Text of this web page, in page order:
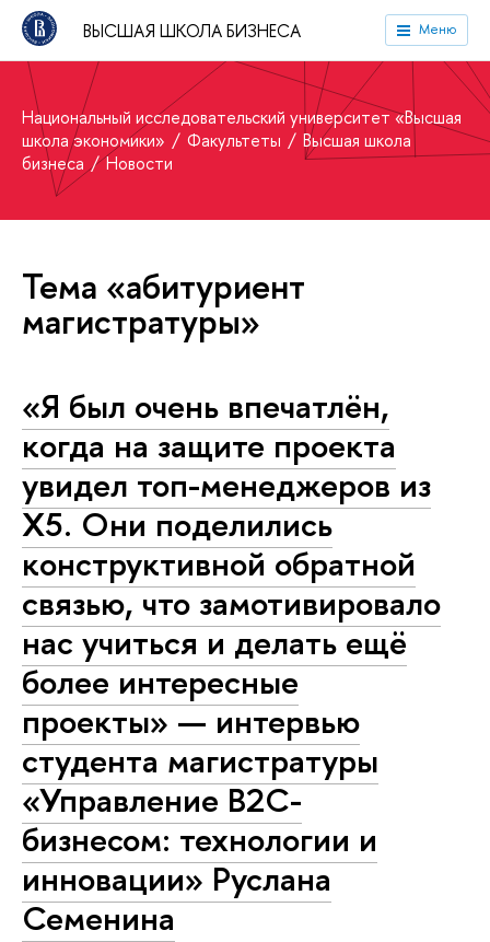
ВЫСШАЯ ШКОЛА БИЗНЕСА Меню
Национальный исследовательский университет «Высшая
школа экономики»
Факультеты
Высшая школа
бизнеса
Новости
Тема «абитуриент
магистратуры»
«Я был очень впечатлён,
когда на защите проекта
увидел топ-менеджеров из
X5. Они поделились
конструктивной обратной
связью, что замотивировало
нас учиться и делать ещё
более интересные
проекты» — интервью
студента магистратуры
«Управление B2C-
бизнесом: технологии и
инновации» Руслана
Семенина